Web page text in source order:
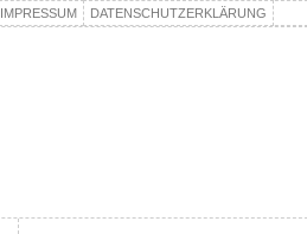
IMPRESSUM DATENSCHUTZERKLÄRUNG